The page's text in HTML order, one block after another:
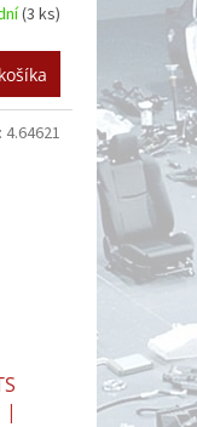
(3 ks)
|
4.64621